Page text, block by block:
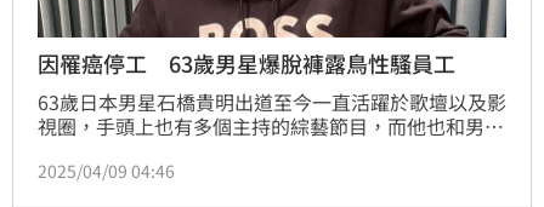
因罹癌停工 63歲男星爆脫褲露鳥性騷員工
63歲日本男星石橋貴明出道至今一直活躍於歌壇以及影
視圈，手頭上也有多個主持的綜藝節目，而他也和男星
證實罹癌並宣布全面停工，如今卻爆出他就是富士電視
2025/04/09 04:46